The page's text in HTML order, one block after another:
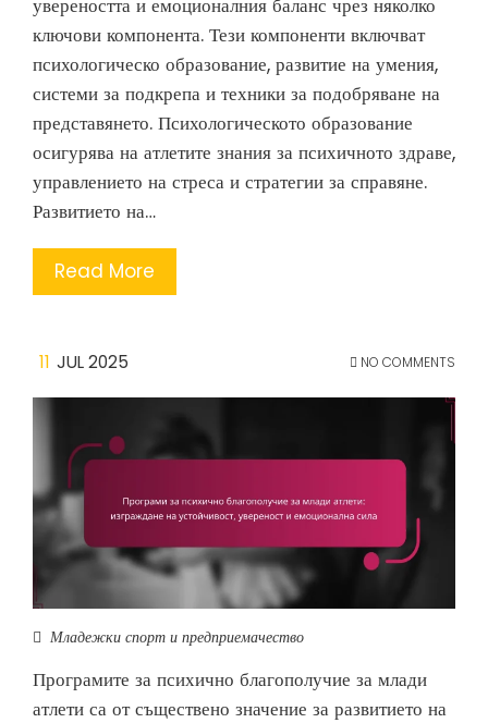
увереността и емоционалния баланс чрез няколко
ключови компонента. Тези компоненти включват
психологическо образование, развитие на умения,
системи за подкрепа и техники за подобряване на
представянето. Психологическото образование
осигурява на атлетите знания за психичното здраве,
управлението на стреса и стратегии за справяне.
Развитието на…
Read More
11 JUL 2025 NO COMMENTS
Младежки спорт и предприемачество
Програмите за психично благополучие за млади
атлети са от съществено значение за развитието на